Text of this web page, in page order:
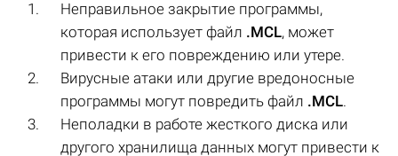
Неправильное закрытие программы,
которая использует файл .MCL, может
привести к его повреждению или утере.
Вирусные атаки или другие вредоносные
программы могут повредить файл .MCL.
Неполадки в работе жесткого диска или
другого хранилища данных могут привести к